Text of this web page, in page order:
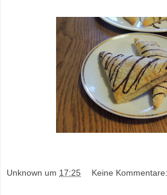
Unknown um 17:25 Keine Kommentare: